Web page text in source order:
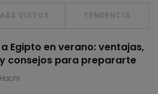
MÁS VISTOS TENDENCIA
Egipto en verano: ventajas,
consejos para prepararte